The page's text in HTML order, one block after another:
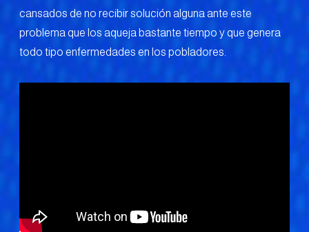
cansados de no recibir solución alguna ante este
problema que los aqueja bastante tiempo y que genera
todo tipo enfermedades en los pobladores.